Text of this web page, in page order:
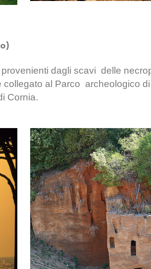
dagli scavi delle
collegato al Parco archeologico
Cornia.